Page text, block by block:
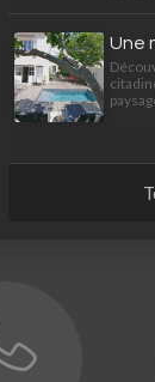
Une